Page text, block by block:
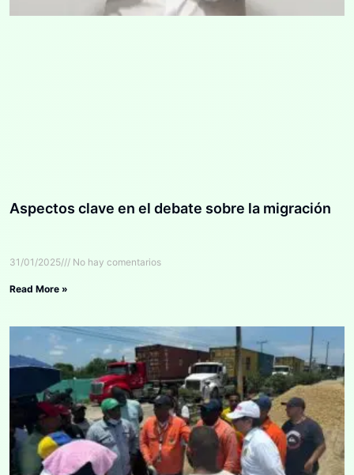
Aspectos clave en el debate sobre la migración
31/01/2025 No hay comentarios
Read More »